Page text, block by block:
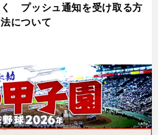
く プッシュ通知を受け取る方
法について